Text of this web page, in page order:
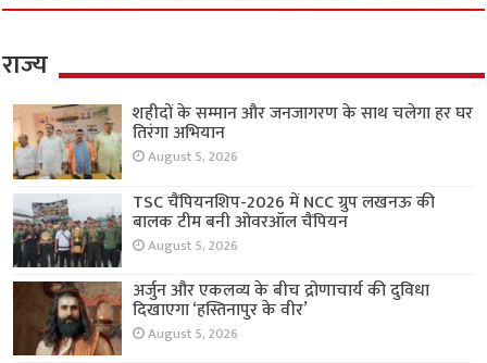
राज्य
शहीदों के सम्मान और जनजागरण के साथ चलेगा हर घर
तिरंगा अभियान
August 5, 2026
TSC चैंपियनशिप-2026 में NCC ग्रुप लखनऊ की
बालक टीम बनी ओवरऑल चैंपियन
August 5, 2026
अर्जुन और एकलव्य के बीच द्रोणाचार्य की दुविधा
दिखाएगा ‘हस्तिनापुर के वीर’
August 5, 2026